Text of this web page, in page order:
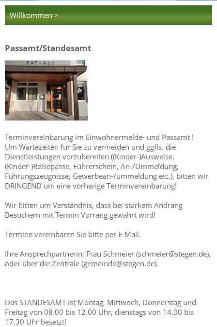
Willkommen >
Passamt/Standesamt
Terminvereinbarung im Einwohnermelde- und Passamt !
Um Wartezeiten für Sie zu vermeiden und ggfls. die
Dienstleistungen vorzubereiten ((Kinder-)Ausweise,
(Kinder-)Reisepässe, Führerschein, An-/Ummeldung,
Führungszeugnisse, Gewerbean-/ummeldung etc.), bitten wir
DRINGEND um eine vorherige Terminvereinbarung!
Wir bitten um Verständnis, dass bei starkem Andrang
Besuchern mit Termin Vorrang gewährt wird!
Termine vereinbaren Sie bitte per E-Mail.
Ihre Ansprechpartnerin: Frau Schmeier (schmeier@stegen.de),
oder über die Zentrale (gemeinde@stegen.de).
Das STANDESAMT ist Montag, Mittwoch, Donnerstag und
Freitag von 08.00 bis 12.00 Uhr, dienstags von 14.00 bis
17.30 Uhr besetzt!